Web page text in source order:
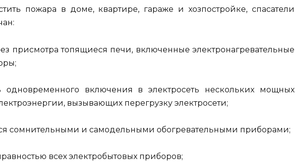
пожара в доме, квартире, гараже и хозпостройке, спасатели
присмотра топящиеся печи, включенные электронагревательные
одновременного включения в электросеть нескольких мощных
вызывающих перегрузку электросети;
сомнительными и самодельными обогревательными приборами;
всех электробытовых приборов;